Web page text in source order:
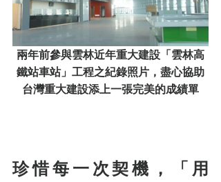
兩年前參與雲林近年重大建設「雲林高
鐵站車站」工程之紀錄照片，盡心協助
台灣重大建設添上一張完美的成績單
珍惜每一次契機，「用